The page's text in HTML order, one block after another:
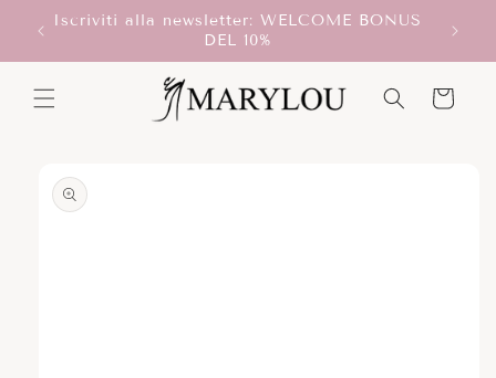
direttamente
Iscriviti alla newsletter: WELCOME BONUS
DEL 10%
Carrello
informazioni
sul prodotto